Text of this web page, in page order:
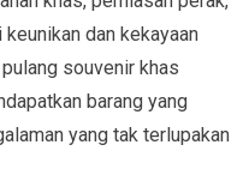
dan kekayaan
souvenir khas
barang yang
yang tak terlupakan